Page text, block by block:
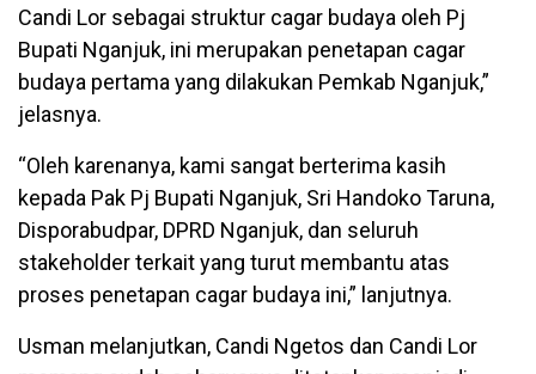
Candi Lor sebagai struktur cagar budaya oleh Pj
Bupati Nganjuk, ini merupakan penetapan cagar
budaya pertama yang dilakukan Pemkab Nganjuk,”
jelasnya.
“Oleh karenanya, kami sangat berterima kasih
kepada Pak Pj Bupati Nganjuk, Sri Handoko Taruna,
Disporabudpar, DPRD Nganjuk, dan seluruh
stakeholder terkait yang turut membantu atas
proses penetapan cagar budaya ini,” lanjutnya.
Usman melanjutkan, Candi Ngetos dan Candi Lor